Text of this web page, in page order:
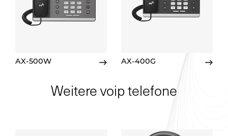
AX-500W AX-400G
Weitere voip telefone